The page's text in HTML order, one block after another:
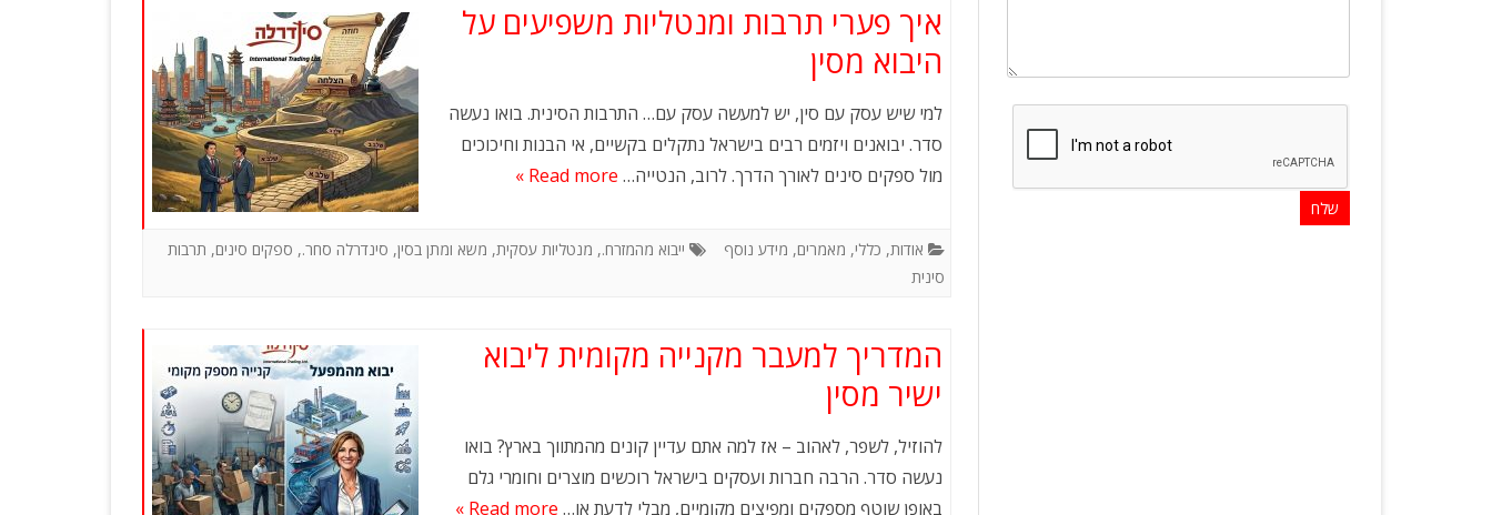
איך פערי תרבות ומנטליות משפיעים על
היבוא מסין
למי שיש עסק עם סין, יש למעשה עסק עם… התרבות הסינית. בואו נעשה
סדר. יבואנים ויזמים רבים בישראל נתקלים בקשיים, אי הבנות וחיכוכים
מול ספקים סינים לאורך הדרך. לרוב, הנטייה… Read more »
אודות, כללי, מאמרים, מידע נוסף ייבוא מהמזרח., מנטליות עסקית, משא ומתן בסין, סינדרלה סחר., ספקים סינים, תרבות
סינית
המדריך למעבר מקנייה מקומית ליבוא
ישיר מסין
להוזיל, לשפר, לאהוב – אז למה אתם עדיין קונים מהמתווך בארץ? בואו
נעשה סדר. הרבה חברות ועסקים בישראל רוכשים מוצרים וחומרי גלם
באופן שוטף מספקים ומפיצים מקומיים, מבלי לדעת או… Read more »